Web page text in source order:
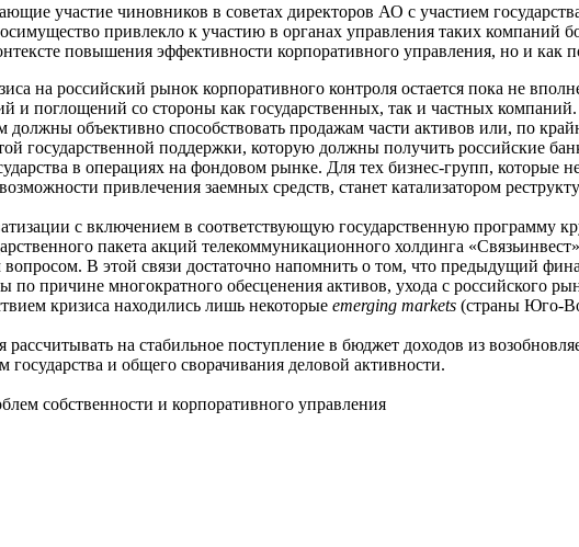
участие чиновников в советах директоров АО с участием
привлекло к участию в органах управления таких
повышения эффективности корпоративного управления, но и
на российский рынок корпоративного контроля остается пока не
и поглощений со стороны как государственных, так и частных
должны объективно способствовать продажам части активов или, по
государственной поддержки, которую должны получить российские
в операциях на фондовом рынке. Для тех бизнес-групп, которые
привлечения заемных средств, станет катализатором
с включением в соответствующую государственную программу
пакета акций телекоммуникационного холдинга
В этой связи достаточно напомнить о том, что предыдущий
причине многократного обесценения активов, ухода с российского
кризиса находились лишь некоторые emerging markets (страны Юго-
рассчитывать на стабильное поступление в бюджет доходов из
государства и общего сворачивания деловой активности.
собственности и корпоративного управления